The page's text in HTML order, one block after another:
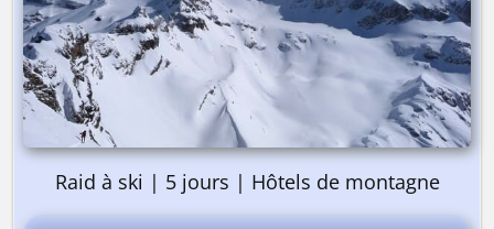
Raid à ski | 5 jours | Hôtels de montagne